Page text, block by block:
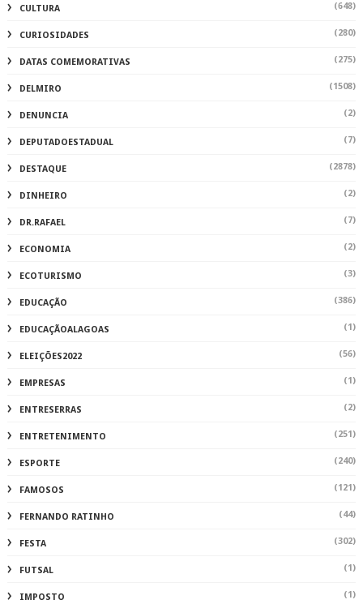
CULTURA (648)
CURIOSIDADES (280)
DATAS COMEMORATIVAS (275)
DELMIRO (1508)
DENUNCIA (2)
DEPUTADOESTADUAL (7)
DESTAQUE (2878)
DINHEIRO (2)
DR.RAFAEL (7)
ECONOMIA (2)
ECOTURISMO (3)
EDUCAÇÃO (386)
EDUCAÇÃOALAGOAS (1)
ELEIÇÕES2022 (56)
EMPRESAS (1)
ENTRESERRAS (2)
ENTRETENIMENTO (251)
ESPORTE (240)
FAMOSOS (121)
FERNANDO RATINHO (44)
FESTA (302)
FUTSAL (1)
IMPOSTO (1)